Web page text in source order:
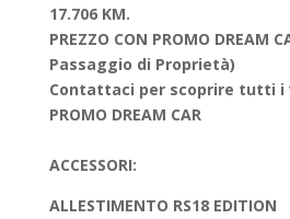
17.706 KM.
PREZZO CON PROMO DREAM
Passaggio di Proprietà)
Contattaci per scoprire tutti i
PROMO DREAM CAR
ACCESSORI:
ALLESTIMENTO RS18 EDITION